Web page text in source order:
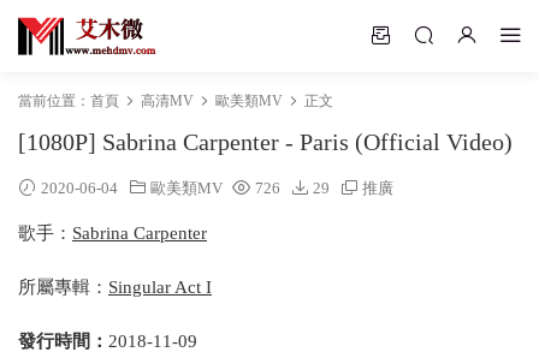
當前位置： 首頁 高清MV 歐美類MV 正文
[1080P] Sabrina Carpenter - Paris (Official Video)
2020-06-04 歐美類MV 726 29 推廣
歌手： Sabrina Carpenter
所屬專輯： Singular Act I
發行時間： 2018-11-09